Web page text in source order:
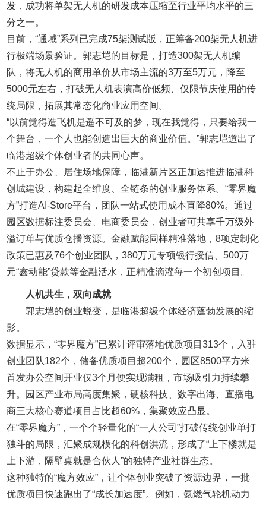
发，成功将单架无人机的研发成本压缩至行业平均水平的三
分之一。
目前，“通域”系列已完成75架测试版，正筹备200架无人机进
行极端场景验证。郭志垲的目标是，打造300架无人机编
队，将无人机的商用单价从市场主流的3万至5万元，降至
5000元左右，打破无人机表演高价低频、仅限节庆使用的传
统局限，拓展其常态化商业应用空间。
“以前觉得造飞机是遥不可及的梦，现在我觉得，只要给我一
个舞台，一个人也能创造出巨大的商业价值。”郭志垲道出了
临港超级个体创业者的共同心声。
不止于办公、居住场地保障，临港新片区正加速推进临港科
创城建设，构建起全维度、全链条的创业服务体系。“零界魔
方”打造AI-Store平台，团队一站式使用成本直降80%。通过
园区数据标注委员会、电商委员会，创业者可共享千万级外
溢订单与优质仓播资源。金融赋能同样精准落地，8项定制化
政策已惠及76个创业团队，380万元专项银行授信、500万
元“鑫动能”贷款等金融活水，正精准滴灌每一个初创项目。
人机共生，双向成就
郭志垲的创业蜕变，是临港超级个体经济蓬勃发展的缩
影。
数据显示，“零界魔方”已累计评审落地优质项目313个，入驻
创业团队182个，储备优质项目超200个，园区8500平方米
首发办公空间开业仅3个月便实现满租，市场吸引力持续攀
升。园区产业布局高度集聚，硬核科技、数字出海、直播电
商三大核心赛道项目占比超60%，集聚效应凸显。
在“零界魔方”，一个个轻量化的“一人公司”打破传统创业单打
独斗的局限，汇聚成规模化的科创洪流，形成了“上下楼就是
上下游，隔壁桌就是合伙人”的独特产业社群生态。
这种独特的“魔方效应”，让个体创业突破了资源边界，一批
优质项目快速跑出了“成长加速度”。例如，氨燃气轮机动力